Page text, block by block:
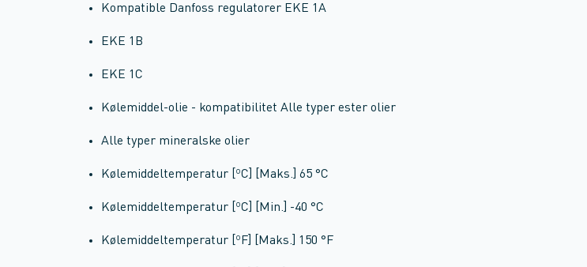
Kompatible Danfoss regulatorer EKE 1A
EKE 1B
EKE 1C
Kølemiddel-olie - kompatibilitet Alle typer ester olier
Alle typer mineralske olier
Kølemiddeltemperatur [ºC] [Maks.] 65 °C
Kølemiddeltemperatur [ºC] [Min.] -40 °C
Kølemiddeltemperatur [ºF] [Maks.] 150 °F